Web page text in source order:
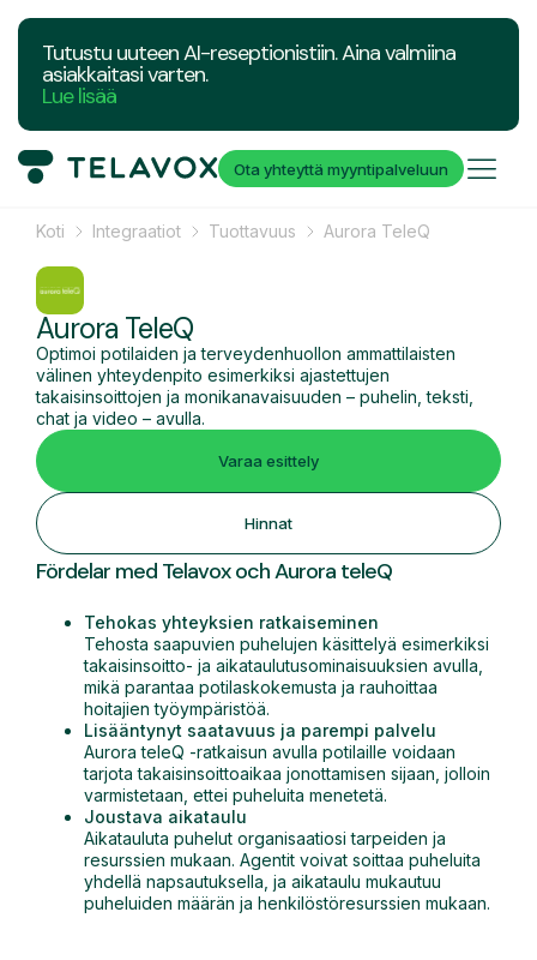
Tutustu uuteen AI-reseptionistiin. Aina valmiina
asiakkaitasi varten.
Lue lisää
Ota yhteyttä myyntipalveluun
Koti Integraatiot Tuottavuus Aurora TeleQ
Aurora TeleQ
Optimoi potilaiden ja terveydenhuollon ammattilaisten
välinen yhteydenpito esimerkiksi ajastettujen
takaisinsoittojen ja monikanavaisuuden – puhelin, teksti,
chat ja video – avulla.
Varaa esittely
Hinnat
Fördelar med Telavox och Aurora teleQ
Tehokas yhteyksien ratkaiseminen
Tehosta saapuvien puhelujen käsittelyä esimerkiksi
takaisinsoitto- ja aikataulutusominaisuuksien avulla,
mikä parantaa potilaskokemusta ja rauhoittaa
hoitajien työympäristöä.
Lisääntynyt saatavuus ja parempi palvelu
Aurora teleQ -ratkaisun avulla potilaille voidaan
tarjota takaisinsoittoaikaa jonottamisen sijaan, jolloin
varmistetaan, ettei puheluita menetetä.
Joustava aikataulu
Aikatauluta puhelut organisaatiosi tarpeiden ja
resurssien mukaan. Agentit voivat soittaa puheluita
yhdellä napsautuksella, ja aikataulu mukautuu
puheluiden määrän ja henkilöstöresurssien mukaan.